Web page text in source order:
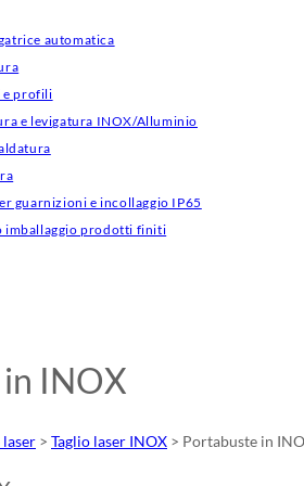
automatica
e profili
e levigatura INOX/Alluminio
guarnizioni e incollaggio IP65
imballaggio prodotti finiti
INOX
laser > Taglio laser INOX > Portabuste in